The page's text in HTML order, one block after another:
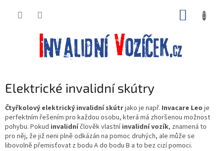
Elektrické invalidní skútry
Čtyřkolový elektrický invalidní skútrjako je např. Invacare Leo je
perfektním řešením pro každou osobu, která má zhoršenou možnost
pohybu. Pokud invalidníčlověk vlastníinvalidní vozík, znamená to
pro něj, že již neni plně odkázán na pomoc druhých, ale může se
libovolně přemisťovat z bodu A do bodu B a to bez cizí pomoci.